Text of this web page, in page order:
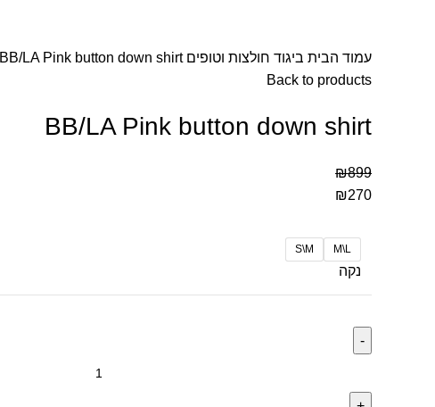
עמוד הבית ביגוד חולצות וטופיםBB/LA Pink button down shirt
Back to products
BB/LA Pink button down shirt
₪899
₪270
M\L
S\M
נקה